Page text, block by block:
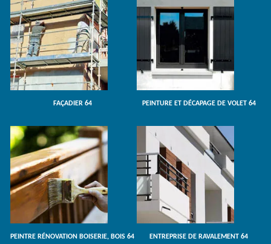
FAÇADIER 64 PEINTURE ET DÉCAPAGE DE VOLET 64
PEINTRE RÉNOVATION BOISERIE, BOIS 64 ENTREPRISE DE RAVALEMENT 64